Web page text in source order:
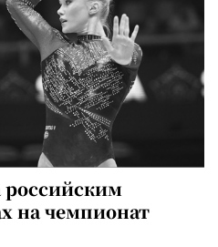
российским
на чемпионат